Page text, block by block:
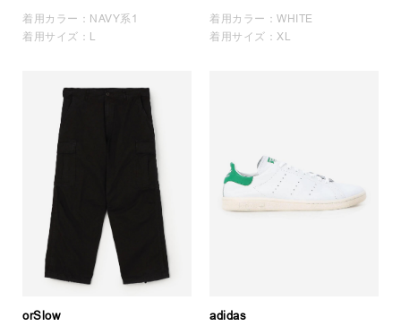
着用カラー：NAVY系1
着用サイズ：L
着用カラー：WHITE
着用サイズ：XL
orSlow adidas